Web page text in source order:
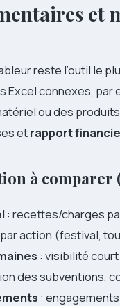
et
reste l’outil le
Excel connexes, par
ou des
etrapport
à comparer
: recettes/charges
action (festival,
: visibilité
des subventions,
: